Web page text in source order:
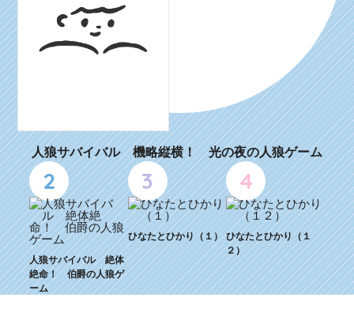
人狼サバイバル 機略縦横！ 光の夜の人狼ゲーム
2
人狼サバイバル 絶体
絶命！ 伯爵の人狼ゲ
ーム
3
ひなたとひかり（１）
4
ひなたとひかり（１
２）